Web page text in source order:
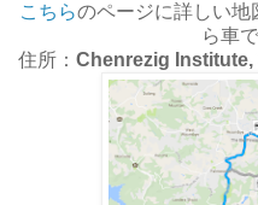
こちらのページに詳しい地
ら車
住所： Chenrezig